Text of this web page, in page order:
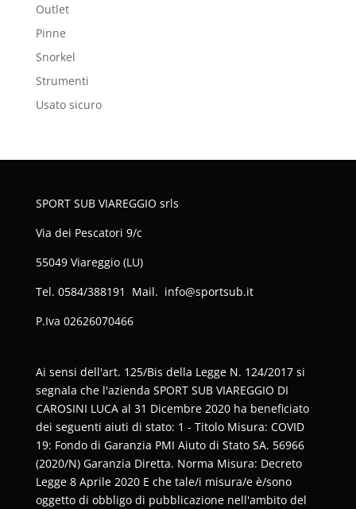
Outlet
Pinne
Snorkel
Strumenti
Usato sicuro
SPORT SUB VIAREGGIO srls
Via dei Pescatori 9/c
55049 Viareggio (LU)
Tel. 0584/388191 Mail. info@sportsub.it
P.Iva 02626070466
Ai sensi dell'art. 125/Bis della Legge N. 124/2017 si
segnala che l'azienda SPORT SUB VIAREGGIO DI
CAROSINI LUCA al 31 Dicembre 2020 ha beneficiato
dei seguenti aiuti di stato: 1 - Titolo Misura: COVID
19: Fondo di Garanzia PMI Aiuto di Stato SA. 56966
(2020/N) Garanzia Diretta. Norma Misura: Decreto
Legge 8 Aprile 2020 E che tale/i misura/e è/sono
oggetto di obbligo di pubblicazione nell'ambito del